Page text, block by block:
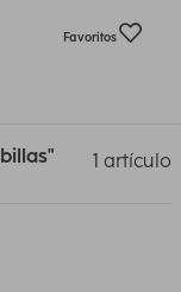
Favoritos
1 artículo